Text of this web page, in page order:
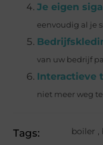
Je eigen
eenvoudig al je
van uw bedrijf
Interactieve
niet meer weg
Tags: boiler ,